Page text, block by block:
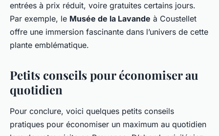
entrées à prix réduit, voire gratuites certains jours.
Par exemple, le Musée de la Lavande à Coustellet
offre une immersion fascinante dans l’univers de cette
plante emblématique.
Petits conseils pour économiser au
quotidien
Pour conclure, voici quelques petits conseils
pratiques pour économiser un maximum au quotidien